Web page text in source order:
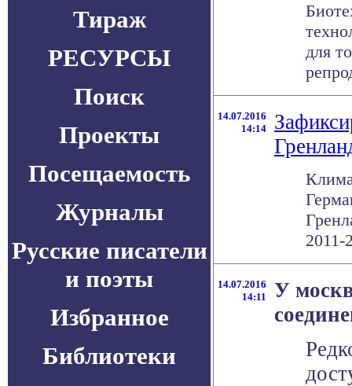
Тираж
РЕСУРСЫ
Поиск
Проекты
Посещаемость
Журналы
Русские писатели
и поэты
Избранное
Библиотеки
для
14.07.2016
14:14
2011-
14.07.2016
14:11
У